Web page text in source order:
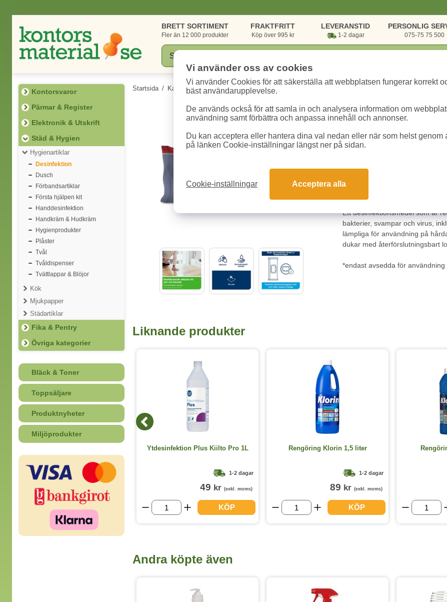
BRETT SORTIMENT
Fler än 12 000 produkter
FRAKTFRITT
Köp över 995 kr
LEVERANSTID
1-2 dagar
PERSONLIG
075-75 75 500
Kontorsvaror
Pärmar & Register
Elektronik & Utskrift
Städ & Hygien
Hygienartiklar
Desinfektion
Dusch
Förbandsartiklar
Första hjälpen kit
Handdesinfektion
Handkräm & Hudkräm
Hygienprodukter
Plåster
Tvål
Tvåldispenser
Tvättlappar & Blöjor
Kök
Mjukpapper
Städartiklar
Fika & Pentry
Övriga kategorier
Bläck & Toner
Toppsäljare
Produktnyheter
Miljöprodukter
Startsida / Kategorier / Städ & Hygien / Hygienartiklar Våtdukar Tork för
Våtdukar Tork
Art.nr:193601 Enhet:1 fp
Ett desinfektionsmedel som är
bakterier, svampar och virus,
lämpliga för användning på
dukar med återförslutningsbart
*endast avsedda för
Liknande produkter
1-2 dagar
kr
Ytdesinfektion Plus Kiilto Pro 1L
1-2 dagar
49 kr (exkl. moms)
KÖP
Rengöring Klorin 1,5 liter
1-2 dagar
89 kr (exkl. moms)
KÖP
Andra köpte även
Vi använder oss av cookies
Vi använder Cookies för att säkerställa att webbplatsen fungerar korrekt
bäst användarupplevelse.
De används också för att samla in och analysera information om
användning samt förbättra och anpassa innehåll och annonser.
Du kan acceptera eller hantera dina val nedan eller när som helst genom
på länken Cookie-inställningar längst ner på sidan.
Cookie-inställningar Acceptera alla